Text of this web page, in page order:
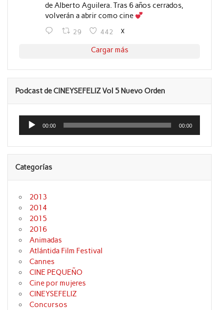
de Alberto Aguilera. Tras 6 años cerrados,
volverán a abrir como cine
29 442 X
Cargar más
Podcast de CINEYSEFELIZ Vol 5 Nuevo Orden
Reproductor
audio
00:00 00:00
Categorías
2013
2014
2015
2016
Animadas
Atlántida Film Festival
Cannes
CINE PEQUEÑO
Cine por mujeres
CINEYSEFELIZ
Concursos